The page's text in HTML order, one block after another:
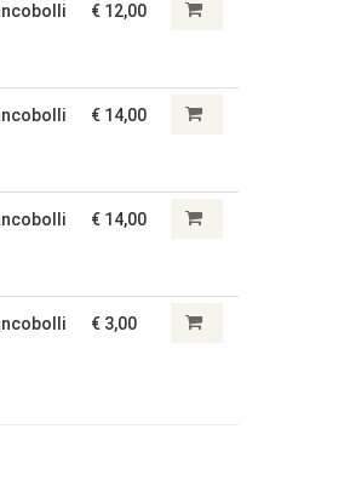
€ 12,00
€ 14,00
€ 14,00
€ 3,00